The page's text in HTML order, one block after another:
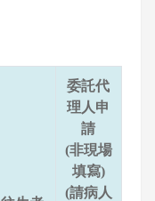
委託代
理人申
請
(非現場
填寫)
(請病人